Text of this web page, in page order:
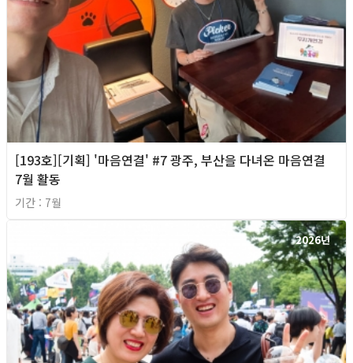
[193호][기획] '마음연결' #7 광주, 부산을 다녀온 마음연결
7월 활동
기간 : 7월
2026년